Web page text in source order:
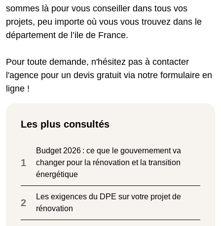
sommes là pour vous conseiller dans tous vos
projets, peu importe où vous vous trouvez dans le
département de l’ile de France.
Pour toute demande, n'hésitez pas à contacter
l'agence pour un devis gratuit via notre formulaire en
ligne !
Les plus consultés
1
Budget 2026 : ce que le gouvernement va
changer pour la rénovation et la transition
énergétique
2
Les exigences du DPE sur votre projet de
rénovation